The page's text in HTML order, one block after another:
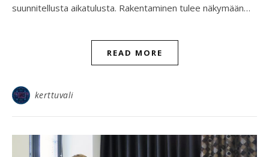
suunnitellusta aikatulusta. Rakentaminen tulee näkymään…
READ MORE
kerttuvali